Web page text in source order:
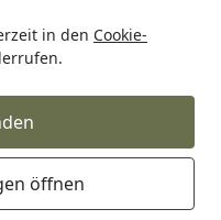
in den Cookie-
öffnen
Designböden
next DD 500
Stieleiche
Struktur